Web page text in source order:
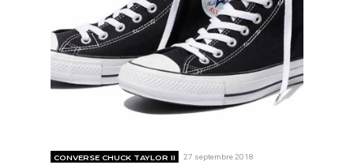
CONVERSE CHUCK TAYLOR II 27 septembre 2018